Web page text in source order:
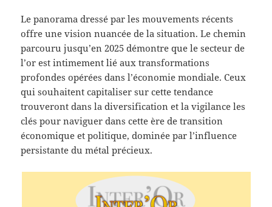
Le panorama dressé par les mouvements récents
offre une vision nuancée de la situation. Le chemin
parcouru jusqu’en 2025 démontre que le secteur de
l’or est intimement lié aux transformations
profondes opérées dans l’économie mondiale. Ceux
qui souhaitent capitaliser sur cette tendance
trouveront dans la diversification et la vigilance les
clés pour naviguer dans cette ère de transition
économique et politique, dominée par l’influence
persistante du métal précieux.